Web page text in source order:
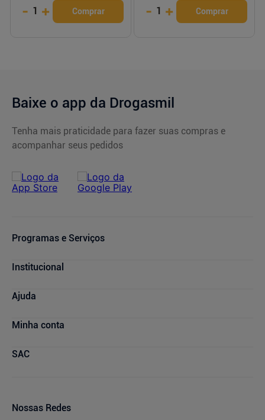
- 1 + Comprar - 1 + Comprar
Baixe o app da Drogasmil
Tenha mais praticidade para fazer suas compras e
acompanhar seus pedidos
Programas e Serviços
Cupons de Desconto
Consultas Médicas
Drogasmil Plus
Descontos de laboratórios
Institucional
Blog Drogasmil
Marcas Parceiras
Quem Somos
Ajuda
Dúvidas Frequentes
Condições de Pagamento
Compra Recorrente
Minha conta
Minha conta
SAC
Nossas Redes